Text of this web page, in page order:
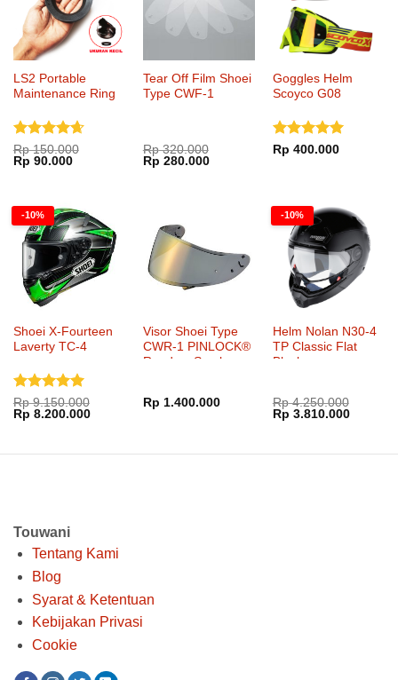
LS2 Portable
Maintenance Ring
Dinilai
4.67dari
Rp150.000
Harga
aslinya
Rp 90.000Harga
Rp 90.000.
Tear Off Film Shoei
Type CWF-1
Rp320.000
Harga
aslinya
Rp 280.000Harga
Rp 280.000.
Goggles Helm
Scoyco G08
Dinilai 5
Rp 400.000
-10%
Shoei X-Fourteen
Laverty TC-4
Dinilai5
dari 5
Rp9.150.000
Harga
aslinya
Rp 8.200.000Harga
Visor Shoei Type
CWR-1 PINLOCK®
Ready – Smoke
Rp 1.400.000
-10%
Helm Nolan N30-4
TP Classic Flat
Black
Rp4.250.000
Harga
aslinya
Rp 3.810.000Harga
Touwani
Tentang Kami
Blog
Syarat & Ketentuan
Kebijakan Privasi
Cookie